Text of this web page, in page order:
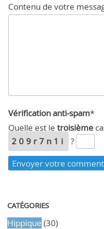
Contenu de votre
Vérification anti-spam*
Quelle est le troisième
209r7n1i
?
CATÉGORIES
Hippique (30)